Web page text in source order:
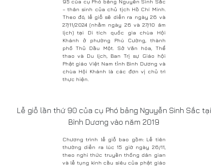
95 của cụ Phó bảng Nguyễn Sinh Sắc
– thân sinh của chủ tịch Hồ Chí Minh.
Theo đó, lễ giỗ sẽ diễn ra ngày 26 và
27/11/2024 (nhằm ngày 26 và 27/10 âm
lịch) tại Di tích quốc gia chùa Hội
Khánh ở phường Phú Cường, thành
phố Thủ Dầu Một. Sở Văn hóa, Thể
thao và Du lịch, Ban Trị sự Giáo hội
Phật giáo Việt Nam tỉnh Bình Dương và
chùa Hội Khánh là các đơn vị chủ trì
thực hiện.
Lễ giỗ lần thứ 90 của cụ Phó bảng Nguyễn Sinh Sắc tại
Bình Dương vào năm 2019
Chương trình lễ giỗ bao gồm: Lễ tiên
thường diễn ra lúc 15 giờ ngày 26/11,
theo nghi thức truyền thống dân gian
và lễ tụng kinh cầu siêu của phật giáo